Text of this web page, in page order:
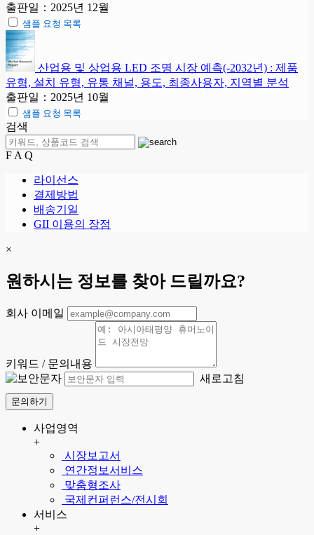
출판일：2025년 12월
샘플 요청 목록
산업용 및 상업용 LED 조명 시장 예측(-2032년) : 제품
유형, 설치 유형, 유통 채널, 용도, 최종사용자, 지역별 분석
출판일：2025년 10월
샘플 요청 목록
검색
F A Q
라이선스
결제방법
배송기일
GII 이용의 장점
×
원하시는 정보를 찾아 드릴까요?
회사 이메일
키워드 / 문의내용
새로고침
문의하기
사업영역
+
시장보고서
연간정보서비스
맞춤형조사
국제컨퍼런스/전시회
서비스
+